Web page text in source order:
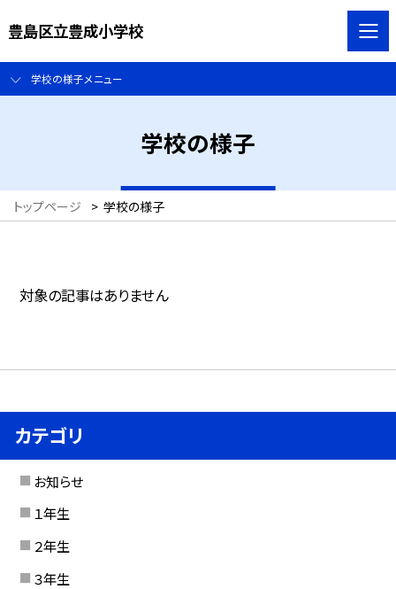
豊島区立豊成小学校
学校の様子メニュー
学校の様子
トップページ > 学校の様子
対象の記事はありません
カテゴリ
お知らせ
１年生
２年生
３年生